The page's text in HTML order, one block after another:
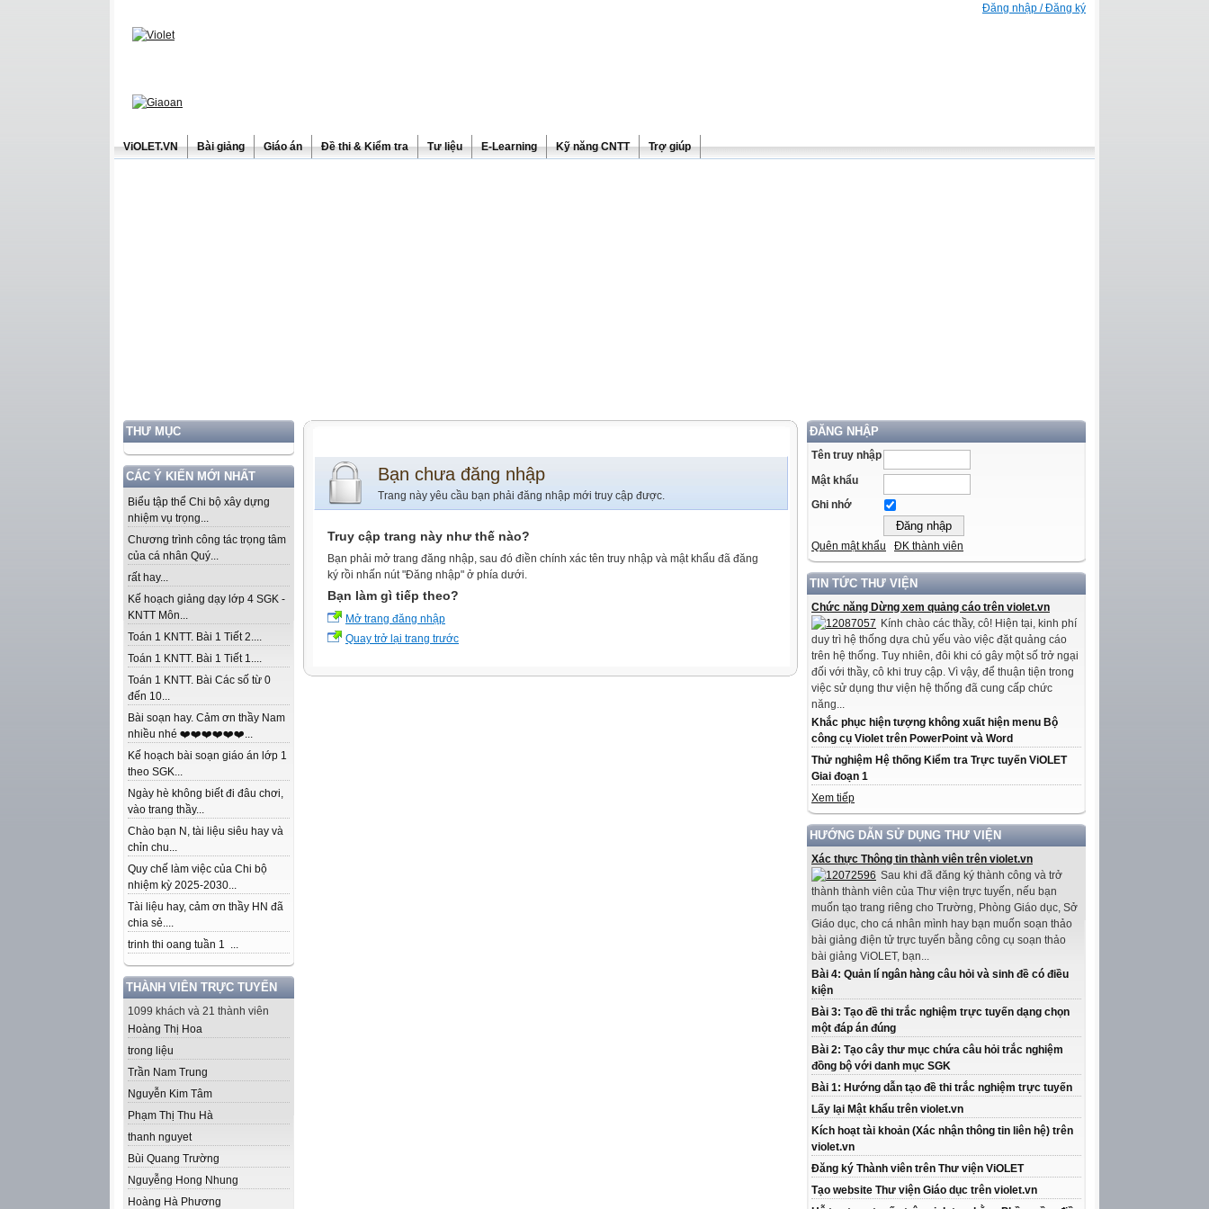
Đăng nhập / Đăng ký
ViOLET.VN Bài giảng Giáo án Đề thi & Kiểm tra Tư liệu E-Learning Kỹ năng CNTT Trợ giúp
THƯ MỤC
CÁC Ý KIẾN MỚI NHẤT
Biểu tập thể Chi bộ xây dựng
nhiệm vụ trọng...
Chương trình công tác trọng tâm
của cá nhân Quý...
rất hay...
Kế hoạch giảng dạy lớp 4 SGK -
KNTT Môn...
Toán 1 KNTT. Bài 1 Tiết 2....
Toán 1 KNTT. Bài 1 Tiết 1....
Toán 1 KNTT. Bài Các số từ 0
đến 10...
Bài soạn hay. Cảm ơn thầy Nam
nhiều nhé ❤️❤️❤️❤️❤️❤️...
Kế hoạch bài soạn giáo án lớp 1
theo SGK...
Ngày hè không biết đi đâu chơi,
vào trang thầy...
Chào bạn N, tài liệu siêu hay và
chỉn chu...
Quy chế làm việc của Chi bộ
nhiệm kỳ 2025-2030...
Tài liệu hay, cảm ơn thầy HN đã
chia sẻ....
trinh thi oang tuần 1 ...
THÀNH VIÊN TRỰC TUYẾN
1099 khách và 21 thành viên
Hoàng Thị Hoa
trong liệu
Trần Nam Trung
Nguyễn Kim Tâm
Phạm Thị Thu Hà
thanh nguyet
Bùi Quang Trường
Nguyễng Hong Nhung
Hoàng Hà Phương
ĐĂNG NHẬP
Tên truy nhập
Mật khẩu
Ghi nhớ
Quên mật khẩu ĐK thành viên
TIN TỨC THƯ VIỆN
Chức năng Dừng xem quảng cáo trên violet.vn
Kính chào các thầy, cô! Hiện tại, kinh phí
duy trì hệ thống dựa chủ yếu vào việc đặt quảng cáo
trên hệ thống. Tuy nhiên, đôi khi có gây một số trở ngại
đối với thầy, cô khi truy cập. Vì vậy, để thuận tiện trong
việc sử dụng thư viện hệ thống đã cung cấp chức
năng...
Khắc phục hiện tượng không xuất hiện menu Bộ
công cụ Violet trên PowerPoint và Word
Thử nghiệm Hệ thống Kiểm tra Trực tuyến ViOLET
Giai đoạn 1
Xem tiếp
HƯỚNG DẪN SỬ DỤNG THƯ VIỆN
Xác thực Thông tin thành viên trên violet.vn
Sau khi đã đăng ký thành công và trở
thành thành viên của Thư viện trực tuyến, nếu bạn
muốn tạo trang riêng cho Trường, Phòng Giáo dục, Sở
Giáo dục, cho cá nhân mình hay bạn muốn soạn thảo
bài giảng điện tử trực tuyến bằng công cụ soạn thảo
bài giảng ViOLET, bạn...
Bài 4: Quản lí ngân hàng câu hỏi và sinh đề có điều
kiện
Bài 3: Tạo đề thi trắc nghiệm trực tuyến dạng chọn
một đáp án đúng
Bài 2: Tạo cây thư mục chứa câu hỏi trắc nghiệm
đồng bộ với danh mục SGK
Bài 1: Hướng dẫn tạo đề thi trắc nghiệm trực tuyến
Lấy lại Mật khẩu trên violet.vn
Kích hoạt tài khoản (Xác nhận thông tin liên hệ) trên
violet.vn
Đăng ký Thành viên trên Thư viện ViOLET
Tạo website Thư viện Giáo dục trên violet.vn
Bạn chưa đăng nhập
Trang này yêu cầu bạn phải đăng nhập mới truy cập được.
Truy cập trang này như thế nào?
Bạn phải mở trang đăng nhập, sau đó điền chính xác tên truy nhập và mật khẩu đã đăng
ký rồi nhấn nút "Đăng nhập" ở phía dưới.
Bạn làm gì tiếp theo?
Mở trang đăng nhập
Quay trở lại trang trước